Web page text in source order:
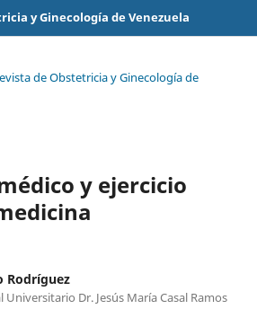
y Ginecología de Venezuela
de Obstetricia y Ginecología de
y ejercicio
Rodríguez
Dr. Jesús María Casal Ramos